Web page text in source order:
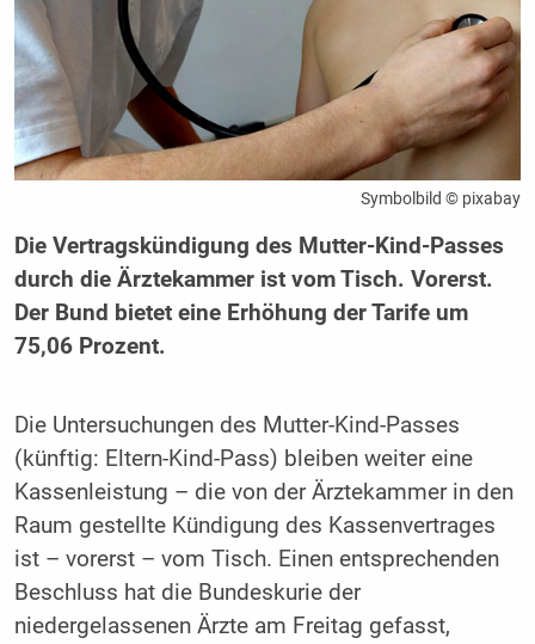
Symbolbild © pixabay
Die Vertragskündigung des Mutter-Kind-Passes
durch die Ärztekammer ist vom Tisch. Vorerst.
Der Bund bietet eine Erhöhung der Tarife um
75,06 Prozent.
Die Untersuchungen des Mutter-Kind-Passes
(künftig: Eltern-Kind-Pass) bleiben weiter eine
Kassenleistung – die von der Ärztekammer in den
Raum gestellte Kündigung des Kassenvertrages
ist – vorerst – vom Tisch. Einen entsprechenden
Beschluss hat die Bundeskurie der
niedergelassenen Ärzte am Freitag gefasst,